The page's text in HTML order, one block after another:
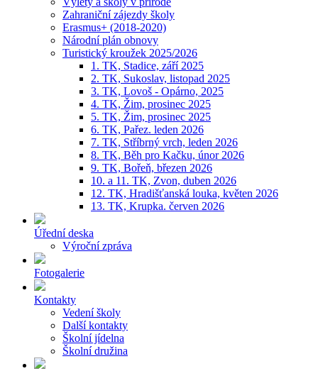
Zahraniční zájezdy školy
Erasmus+ (2018-2020)
Národní plán obnovy
Turistický kroužek 2025/2026
1. TK, Stadice, září 2025
2. TK, Sukoslav, listopad 2025
3. TK, Lovoš - Opárno, 2025
4. TK, Žim, prosinec 2025
5. TK, Žim, prosinec 2025
6. TK, Pařez. leden 2026
7. TK, Stříbrný vrch, leden 2026
8. TK, Běh pro Kačku, únor 2026
9. TK, Bořeň, březen 2026
10. a 11. TK, Zvon, duben 2026
12. TK, Hradišťanská louka, květen 2026
13. TK, Krupka. červen 2026
Úřední deska
Výroční zpráva
Fotogalerie
Kontakty
Vedení školy
Další kontakty
Školní jídelna
Školní družina